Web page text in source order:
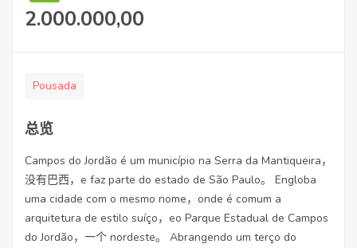
2.000.000,00
Pousada
总览
Campos do Jordão é um município na Serra da Mantiqueira，
没有巴西，e faz parte do estado de São Paulo。 Engloba
uma cidade com o mesmo nome，onde é comum a
arquitetura de estilo suíço，eo Parque Estadual de Campos
do Jordão，一个 nordeste。 Abrangendo um terço do